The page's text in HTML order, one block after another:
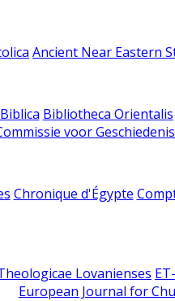
Ancient Near Eastern
Biblica Bibliotheca Orientalis
voor Geschiedenis
Chronique d'Égypte
Lovanienses
European Journal for